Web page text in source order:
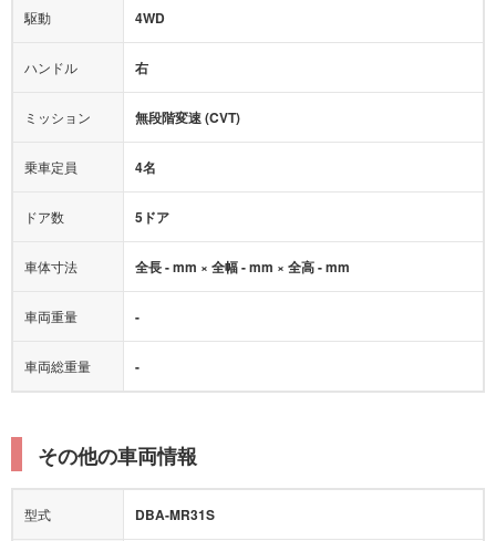
アダプティブクルーズコントロール
ヒルディセントコントロール
オートマチックハイビーム
駆動 4WD
ハンドル 右
ミッション 無段階変速 (CVT)
乗車定員 4名
ドア数 5ドア
車体寸法 全長 - mm × 全幅 - mm × 全高 - mm
車両重量 -
車両総重量 -
その他の車両情報
型式 DBA-MR31S